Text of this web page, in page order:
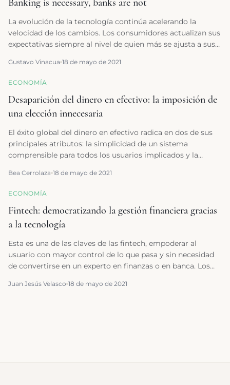
hablamos del sector fintech, sus perspectivas de futuro y
Banking is necessary, banks are not
La evolución de la tecnología continúa acelerando la
velocidad de los cambios. Los consumidores actualizan sus
expectativas siempre al nivel de quien más se ajusta a sus
capaz de personalizar sus productos y servicios al máximo
y de hacerles la vida más sencilla, más conveniente, más
forzados a ponerse al nivel, o asumir que serán relegados. Y
es en este segundo grupo donde están hoy la mayor parte
los clientes, ni se ponen al día, ni pelean por mantenerse
relevantes.
Gustavo Vinacua 18 de mayo de 2021
ECONOMÍA
Desaparición del dinero en efectivo: la imposición de
una elección innecesaria
El éxito global del dinero en efectivo radica en dos de sus
principales atributos: la simplicidad de un sistema
comprensible para todos los usuarios implicados y la
Bea Cerrolaza 18 de mayo de 2021
ECONOMÍA
Fintech: democratizando la gestión financiera gracias
a la tecnología
Esta es una de las claves de las fintech, empoderar al
usuario con mayor control de lo que pasa y sin necesidad
de convertirse en un experto en finanzas o en banca. Los
conseguir un mejor control del dinero y, si es posible,
Juan Jesús Velasco 18 de mayo de 2021